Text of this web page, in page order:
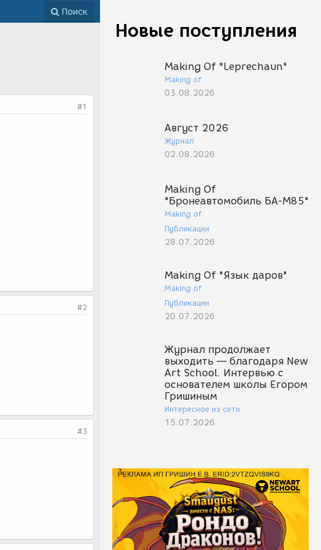
Новые поступления
Making Of "Leprechaun"
Making of
03.08.2026
Август 2026
Журнал
02.08.2026
Making Of
"Бронеавтомобиль БА-М85"
Making of
Публикации
28.07.2026
Making Of "Язык даров"
Making of
Публикации
20.07.2026
Журнал продолжает
выходить — благодаря New
Art School. Интервью с
основателем школы Егором
Гришиным
Интересное из сети
15.07.2026
Поиск
#1
#2
#3